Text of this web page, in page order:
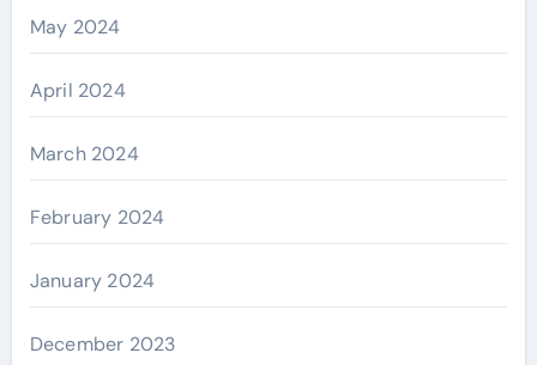
May 2024
April 2024
March 2024
February 2024
January 2024
December 2023